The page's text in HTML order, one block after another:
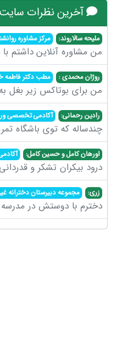
آخرین نظرات سایت
ملیحه سالاروند: مرکز مشاوره
من مشاوره آنلاین داشتم
روژان محمدی : مطب دکتر فاطمه
من برای بوتاکس زیر بغل
رادین رحمانی: آکادمی تخصصی
چندساله که توی باشگاه
اورهان کامل و حسین کامل:
درود بیکران تشکر و
زری: مجموعه دبیرستان دخترانه
دخترم با دوستش در